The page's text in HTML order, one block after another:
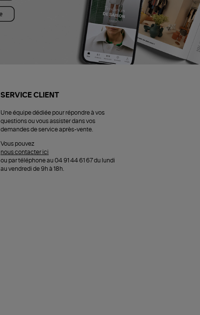
SERVICE CLIENT
Une équipe dédiée pour répondre à vos
questions ou vous assister dans vos
demandes de service après-vente.
Vous pouvez
nous contacter ici
ou par téléphone au 04 91 44 61 67 du lundi
au vendredi de 9h à 18h.